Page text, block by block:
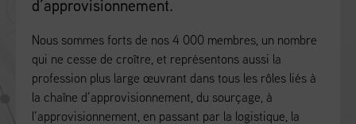
d’approvisionnement.
Nous sommes forts de nos 4 000 membres, un nombre
qui ne cesse de croître, et représentons aussi la
profession plus large œuvrant dans tous les rôles liés à
la chaîne d’approvisionnement, du sourçage, à
l’approvisionnement, en passant par la logistique, la